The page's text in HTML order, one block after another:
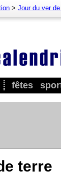
fêtes
> Jour du ver
terre